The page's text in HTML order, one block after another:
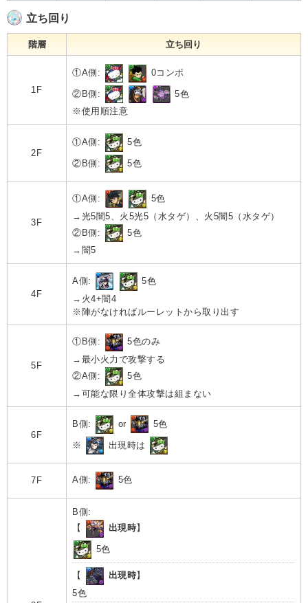
立ち回り
階層 立ち回り
1F
①A側: 0コンボ
②B側:
5色
※使用順注意
2F
①A側: 5色
②B側: 5色
3F
①A側:
5色
→光5闇5、火5光5（水タゲ）、火5闇5（水タゲ）
②B側:
5色
→闇5
4F
A側:
5色
→火4+闇4
※陣がなければルーレットから取り出す
5F
①B側:
5色のみ
→最小火力で攻撃する
②A側:
5色
→可能な限り全体攻撃は組まない
6F
B側: or 5色
※ 出現時は
7F A側: 5色
B側:
【
出現時】
5色
【 出現時】
5色